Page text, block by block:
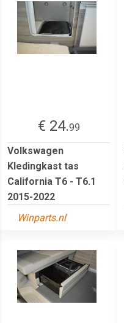
€ 24.99
Volkswagen
Kledingkast tas
California T6 - T6.1
2015-2022
Winparts.nl